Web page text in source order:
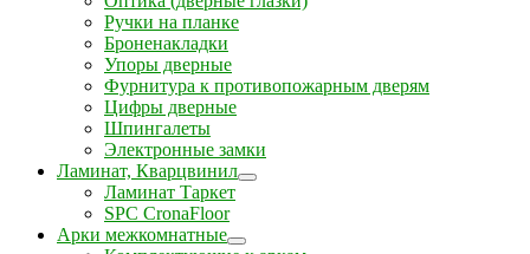
Ручки на планке
Броненакладки
Упоры дверные
Фурнитура к противопожарным дверям
Цифры дверные
Шпингалеты
Электронные замки
Ламинат, Кварцвинил
Ламинат Таркет
SPC CronaFloor
Арки межкомнатные